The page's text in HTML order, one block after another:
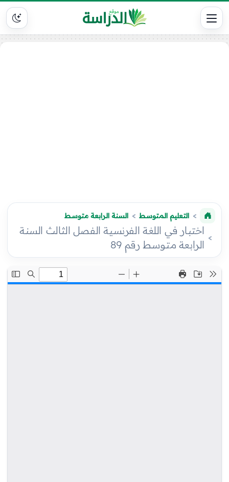
التعليم المتوسط السنة الرابعة متوسط
اختبار في اللغة الفرنسية الفصل الثالث السنة
الرابعة متوسط رقم 89